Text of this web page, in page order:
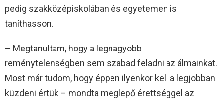
pedig szakközépiskolában és egyetemen is
taníthasson.
– Megtanultam, hogy a legnagyobb
reménytelenségben sem szabad feladni az álmainkat.
Most már tudom, hogy éppen ilyenkor kell a legjobban
küzdeni értük – mondta meglepő érettséggel az